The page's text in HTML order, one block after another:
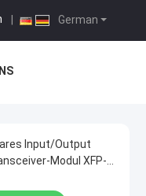
German
Input/Output
Modul XFP-